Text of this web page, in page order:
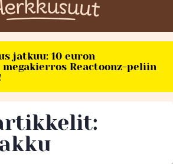
jatkuu: 10 euron
Reactoonz-peliin